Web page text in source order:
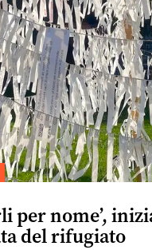
per nome’,
del rifugiato